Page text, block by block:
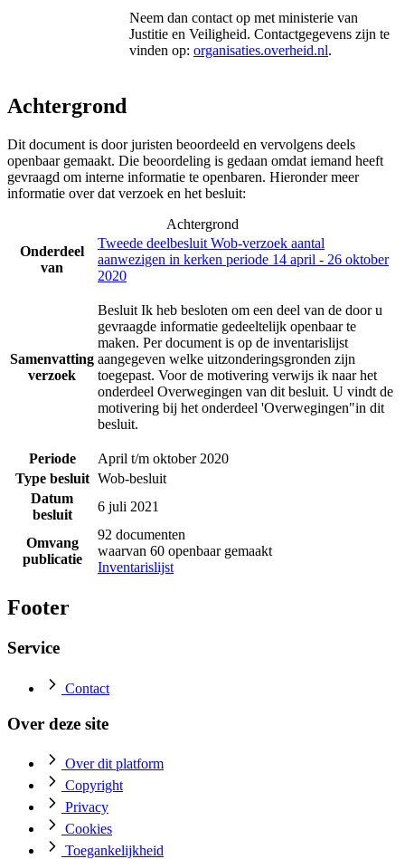
Neem dan contact op met ministerie van
Justitie en Veiligheid. Contactgegevens zijn te
vinden op: organisaties.overheid.nl.
Achtergrond
Dit document is door juristen beoordeeld en vervolgens deels
openbaar gemaakt. Die beoordeling is gedaan omdat iemand heeft
gevraagd om interne informatie te openbaren. Hieronder meer
informatie over dat verzoek en het besluit:
Achtergrond
Onderdeel
van
Tweede deelbesluit Wob-verzoek aantal
aanwezigen in kerken periode 14 april - 26 oktober
2020
Samenvatting
verzoek
Besluit Ik heb besloten om een deel van de door u
gevraagde informatie gedeeltelijk openbaar te
maken. Per document is op de inventarislijst
aangegeven welke uitzonderingsgronden zijn
toegepast. Voor de motivering verwijs ik naar het
onderdeel Overwegingen van dit besluit. U vindt de
motivering bij het onderdeel 'Overwegingen"in dit
besluit.
Periode
April t/m oktober 2020
Type besluit Wob-besluit
Datum
besluit
6 juli 2021
Omvang
publicatie
92 documenten
waarvan 60 openbaar gemaakt
Inventarislijst
Footer
Service
Contact
Over deze site
Over dit platform
Copyright
Privacy
Cookies
Toegankelijkheid